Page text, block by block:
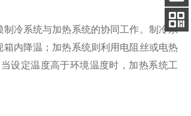
冷系统与加热系统的协同工作。制冷系
内降温；加热系统则利用电阻丝或电热
设定温度高于环境温度时，加热系统工
客服
电话
公众号